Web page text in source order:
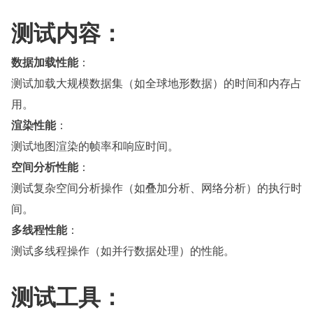
测试内容：
数据加载性能：
测试加载大规模数据集（如全球地形数据）的时间和内存占
用。
渲染性能：
测试地图渲染的帧率和响应时间。
空间分析性能：
测试复杂空间分析操作（如叠加分析、网络分析）的执行时
间。
多线程性能：
测试多线程操作（如并行数据处理）的性能。
测试工具：